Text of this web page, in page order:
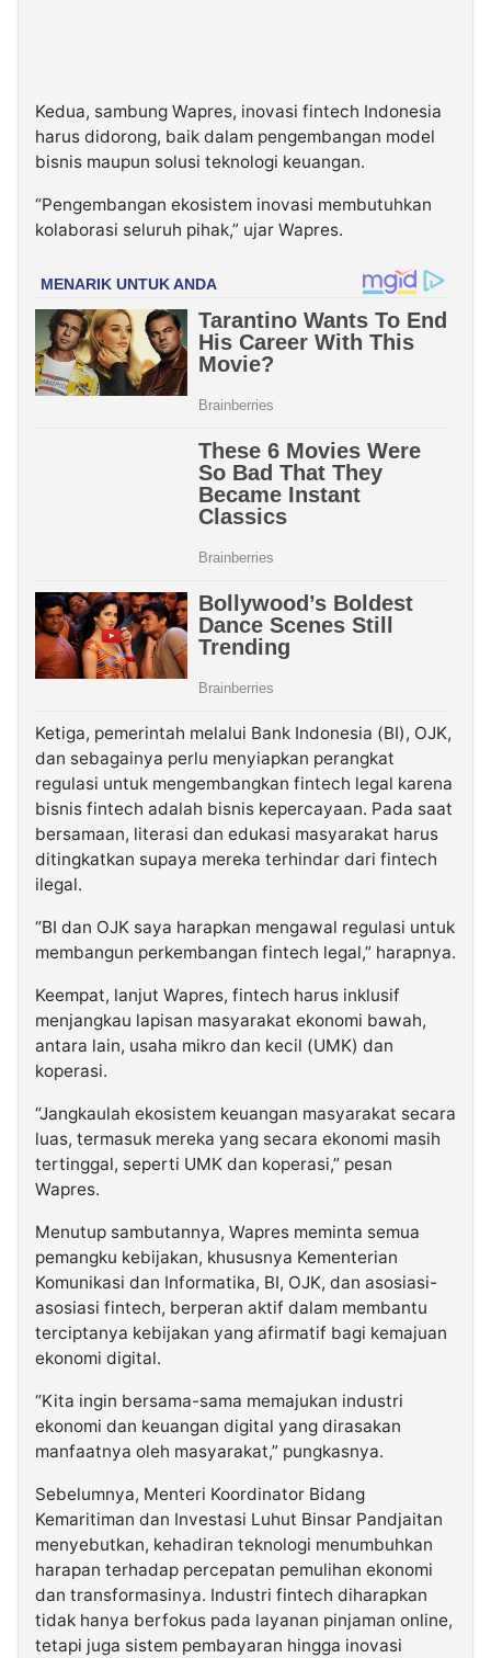
Kedua, sambung Wapres, inovasi fintech Indonesia
harus didorong, baik dalam pengembangan model
bisnis maupun solusi teknologi keuangan.
“Pengembangan ekosistem inovasi membutuhkan
kolaborasi seluruh pihak,” ujar Wapres.
Ketiga, pemerintah melalui Bank Indonesia (BI), OJK,
dan sebagainya perlu menyiapkan perangkat
regulasi untuk mengembangkan fintech legal karena
bisnis fintech adalah bisnis kepercayaan. Pada saat
bersamaan, literasi dan edukasi masyarakat harus
ditingkatkan supaya mereka terhindar dari fintech
ilegal.
“BI dan OJK saya harapkan mengawal regulasi untuk
membangun perkembangan fintech legal,” harapnya.
Keempat, lanjut Wapres, fintech harus inklusif
menjangkau lapisan masyarakat ekonomi bawah,
antara lain, usaha mikro dan kecil (UMK) dan
koperasi.
“Jangkaulah ekosistem keuangan masyarakat secara
luas, termasuk mereka yang secara ekonomi masih
tertinggal, seperti UMK dan koperasi,” pesan
Wapres.
Menutup sambutannya, Wapres meminta semua
pemangku kebijakan, khususnya Kementerian
Komunikasi dan Informatika, BI, OJK, dan asosiasi-
asosiasi fintech, berperan aktif dalam membantu
terciptanya kebijakan yang afirmatif bagi kemajuan
ekonomi digital.
“Kita ingin bersama-sama memajukan industri
ekonomi dan keuangan digital yang dirasakan
manfaatnya oleh masyarakat,” pungkasnya.
Sebelumnya, Menteri Koordinator Bidang
Kemaritiman dan Investasi Luhut Binsar Pandjaitan
menyebutkan, kehadiran teknologi menumbuhkan
harapan terhadap percepatan pemulihan ekonomi
dan transformasinya. Industri fintech diharapkan
tidak hanya berfokus pada layanan pinjaman online,
tetapi juga sistem pembayaran hingga inovasi